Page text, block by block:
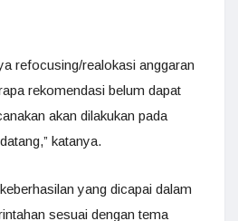
refocusing/realokasi anggaran
rekomendasi belum dapat
akan dilakukan pada
katanya.
yang dicapai dalam
sesuai dengan tema